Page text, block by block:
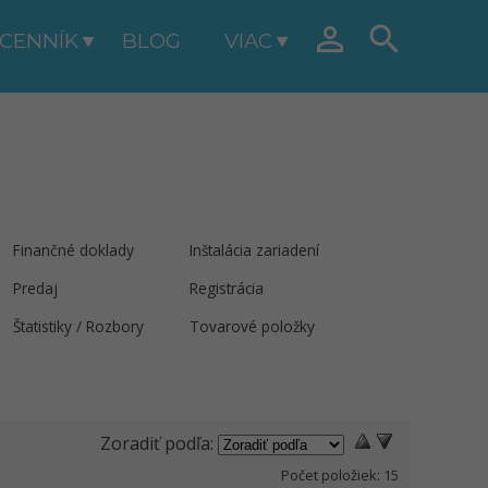
CENNÍK BLOG VIAC  
Finančné doklady
Inštalácia zariadení
Predaj
Registrácia
Štatistiky / Rozbory
Tovarové položky
Zoradiť podľa:
Počet položiek: 15